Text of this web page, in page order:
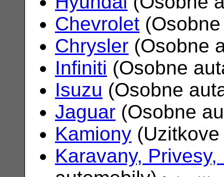
Chevrolet
Chrysler (Osobne
Infiniti (Osobne
Isuzu (Osobne
Jaguar (Osobne
Kamiony
Karavany, Privesy,